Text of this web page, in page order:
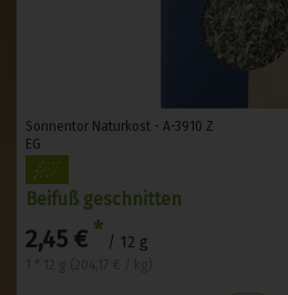
Sonnentor Naturkost - A-3910 Z
EG
Beifuß geschnitten
2,45 € * / 12 g